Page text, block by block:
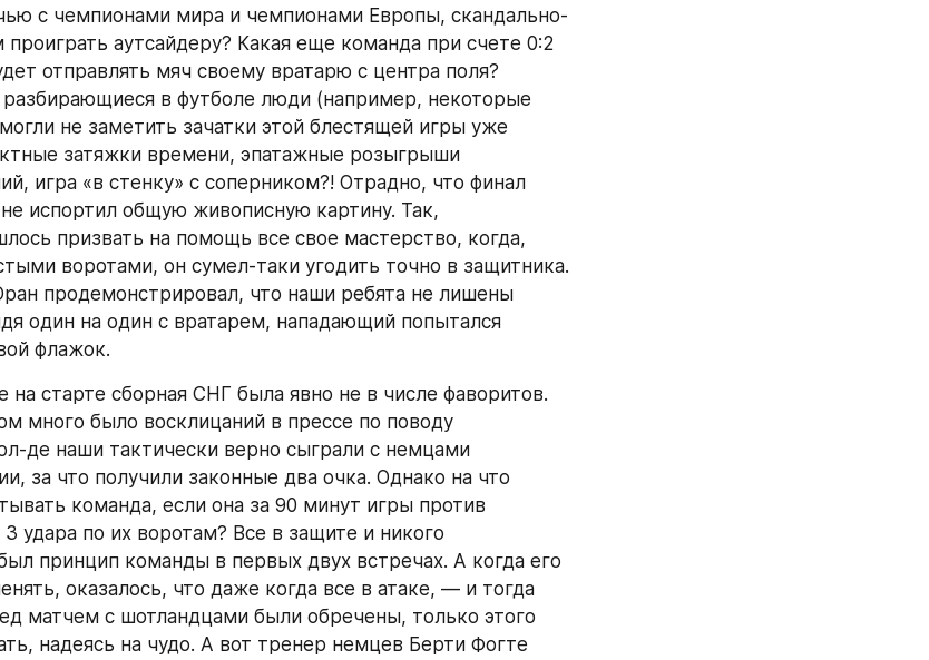
с чемпионами мира и чемпионами Европы, скандально-
аутсайдеру? Какая еще команда при счете 0:2
отправлять мяч своему вратарю с центра поля?
в футболе люди (например, некоторые
не заметить зачатки этой блестящей игры уже
затяжки времени, эпатажные розыгрыши
игра «в стенку» с соперником?! Отрадно, что финал
испортил общую живописную картину. Так,
призвать на помощь все свое мастерство, когда,
воротами, он сумел-таки угодить точно в защитника.
продемонстрировал, что наши ребята не лишены
один на один с вратарем, нападающий попытался
флажок.
на старте сборная СНГ была явно не в числе фаворитов.
много было восклицаний в прессе по поводу
де наши тактически верно сыграли с немцами
за что получили законные два очка. Однако на что
команда, если она за 90 минут игры против
удара по их воротам? Все в защите и никого
принцип команды в первых двух встречах. А когда его
оказалось, что даже когда все в атаке, — и тогда
матчем с шотландцами были обречены, только этого
надеясь на чудо. А вот тренер немцев Берти Фогте